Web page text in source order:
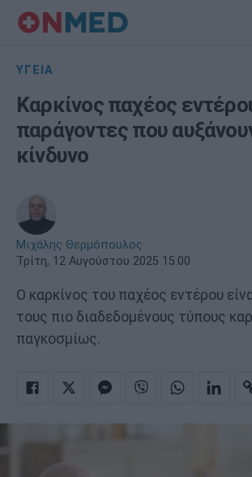
ΥΓΕΙΑ
Καρκίνος παχέος
παράγοντες που
κίνδυνο
Μιχάλης Θερμόπουλος
Τρίτη, 12 Αυγούστου 2025 15:00
Ο καρκίνος του παχέος εντέρου
τους πιο διαδεδομένους τύπους
παγκοσμίως.